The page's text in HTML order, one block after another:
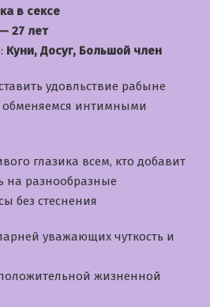
в сексе
27 лет
Куни, Досуг, Большой член
удовльствие рабыне
обменяемся интимными
глазика всем, кто добавит
на разнообразные
без стеснения
уважающих чуткость и
положительной жизненной